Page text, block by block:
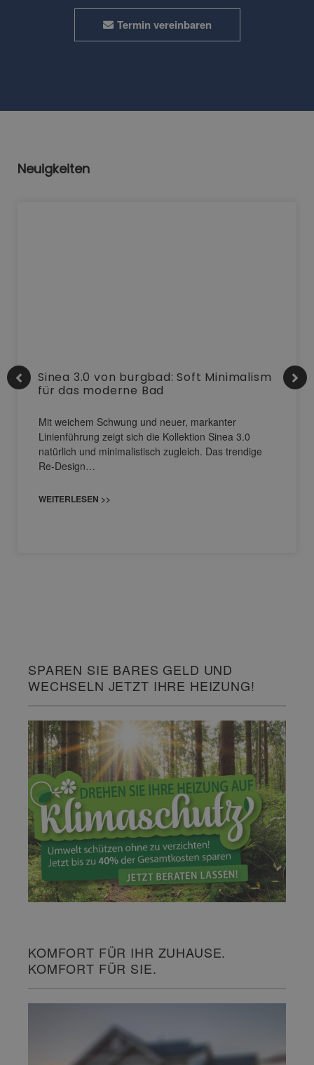
Termin vereinbaren
Neuigkeiten
Sinea 3.0 von burgbad: Soft Minimalism
für das moderne Bad
Mit weichem Schwung und neuer, markanter
Linienführung zeigt sich die Kollektion Sinea 3.0
natürlich und minimalistisch zugleich. Das trendige
Re-Design…
WEITERLESEN >>
SPAREN SIE BARES GELD UND
WECHSELN JETZT IHRE HEIZUNG!
KOMFORT FÜR IHR ZUHAUSE.
KOMFORT FÜR SIE.